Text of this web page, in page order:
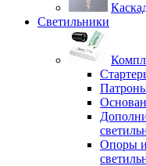
Светильники
Опоры